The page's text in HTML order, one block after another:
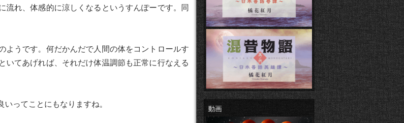
流れ、体感的に涼しくなるというすんぽーです。同
ようです。何だかんだで人間の体をコントロールす
いてあげれば、それだけ体温調節も正常に行なえる
ってことにもなりますね。 動画